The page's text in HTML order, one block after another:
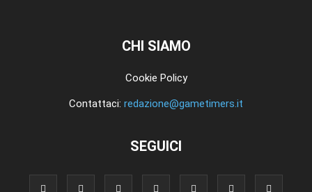
CHI SIAMO
Cookie Policy
Contattaci: redazione@gametimers.it
SEGUICI